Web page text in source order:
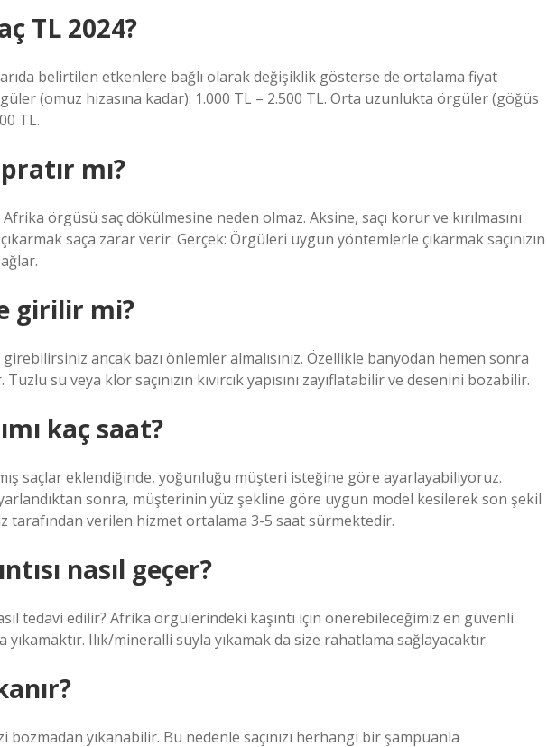
TL 2024?
belirtilen etkenlere bağlı olarak değişiklik gösterse de ortalama fiyat
(omuz hizasına kadar): 1.000 TL – 2.500 TL. Orta uzunlukta örgüler (göğüs
TL.
mı?
Afrika örgüsü saç dökülmesine neden olmaz. Aksine, saçı korur ve kırılmasını
saça zarar verir. Gerçek: Örgüleri uygun yöntemlerle çıkarmak saçınızın
girilir mi?
ancak bazı önlemler almalısınız. Özellikle banyodan hemen sonra
Tuzlu su veya klor saçınızın kıvırcık yapısını zayıflatabilir ve desenini bozabilir.
kaç saat?
saçlar eklendiğinde, yoğunluğu müşteri isteğine göre ayarlayabiliyoruz.
sonra, müşterinin yüz şekline göre uygun model kesilerek son şekil
tarafından verilen hizmet ortalama 3-5 saat sürmektedir.
nasıl geçer?
tedavi edilir? Afrika örgülerindeki kaşıntı için önerebileceğimiz en güvenli
yıkamaktır. Ilık/mineralli suyla yıkamak da size rahatlama sağlayacaktır.
yıkanabilir. Bu nedenle saçınızı herhangi bir şampuanla